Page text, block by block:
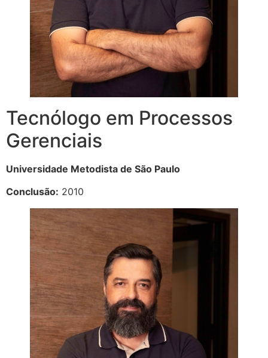
Tecnólogo em Processos
Gerenciais
Universidade Metodista de São Paulo
Conclusão: 2010